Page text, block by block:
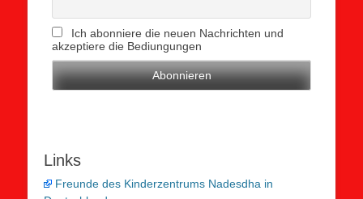
Ich abonniere die neuen Nachrichten und
akzeptiere die Bediungungen
Links
Freunde des Kinderzentrums Nadesdha in